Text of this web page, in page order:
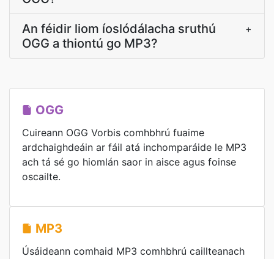
An féidir liom íoslódálacha sruthú
OGG a thiontú go MP3?
+
OGG
Cuireann OGG Vorbis comhbhrú fuaime
ardchaighdeáin ar fáil atá inchomparáide le MP3
ach tá sé go hiomlán saor in aisce agus foinse
oscailte.
MP3
Úsáideann comhaid MP3 comhbhrú caillteanach